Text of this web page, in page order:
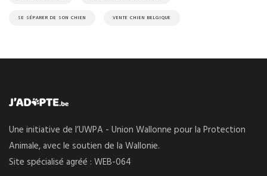
SE SÉPARER DE SON CHIEN VENTE CHIEN BELGIQUE
Une initiative de l’UWPA - Union Wallonne pour la Protection
Animale, avec le soutien de la Wallonie.
Site spécialisé agréé : WEB-064